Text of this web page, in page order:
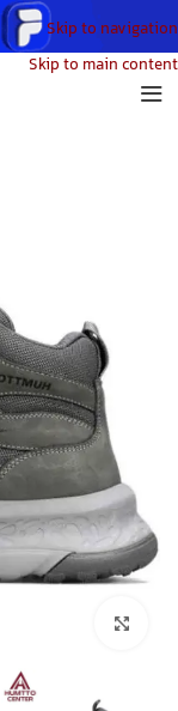
Skip to navigation
Skip to main content